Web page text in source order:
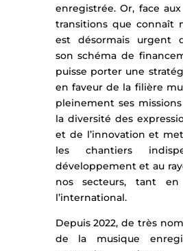
enregistrée. Or, face
transitions que connaît
est désormais urgent
son schéma de
puisse porter une
en faveur de la filière
pleinement ses
la diversité des
et de l’innovation et
les chantiers
développement et au
nos secteurs, tant en
l’international.
Depuis 2022, de très
de la musique